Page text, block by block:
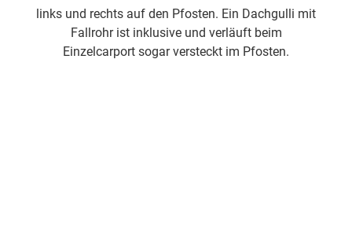
links und rechts auf den Pfosten. Ein Dachgulli mit
Fallrohr ist inklusive und verläuft beim
Einzelcarport sogar versteckt im Pfosten.